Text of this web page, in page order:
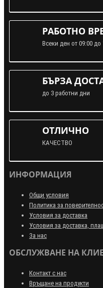
РАБОТНО
Всеки ден от 09:00 до
БЪРЗА
до 3 работни дни
ОТЛИЧНО
КАЧЕСТВО
ИНФОРМАЦИЯ
Общи условия
Политика за
Условия за доставка
Условия за доставка,
За нас
ОБСЛУЖВАНЕ НА
Контакт с нас
Връщане на продукти